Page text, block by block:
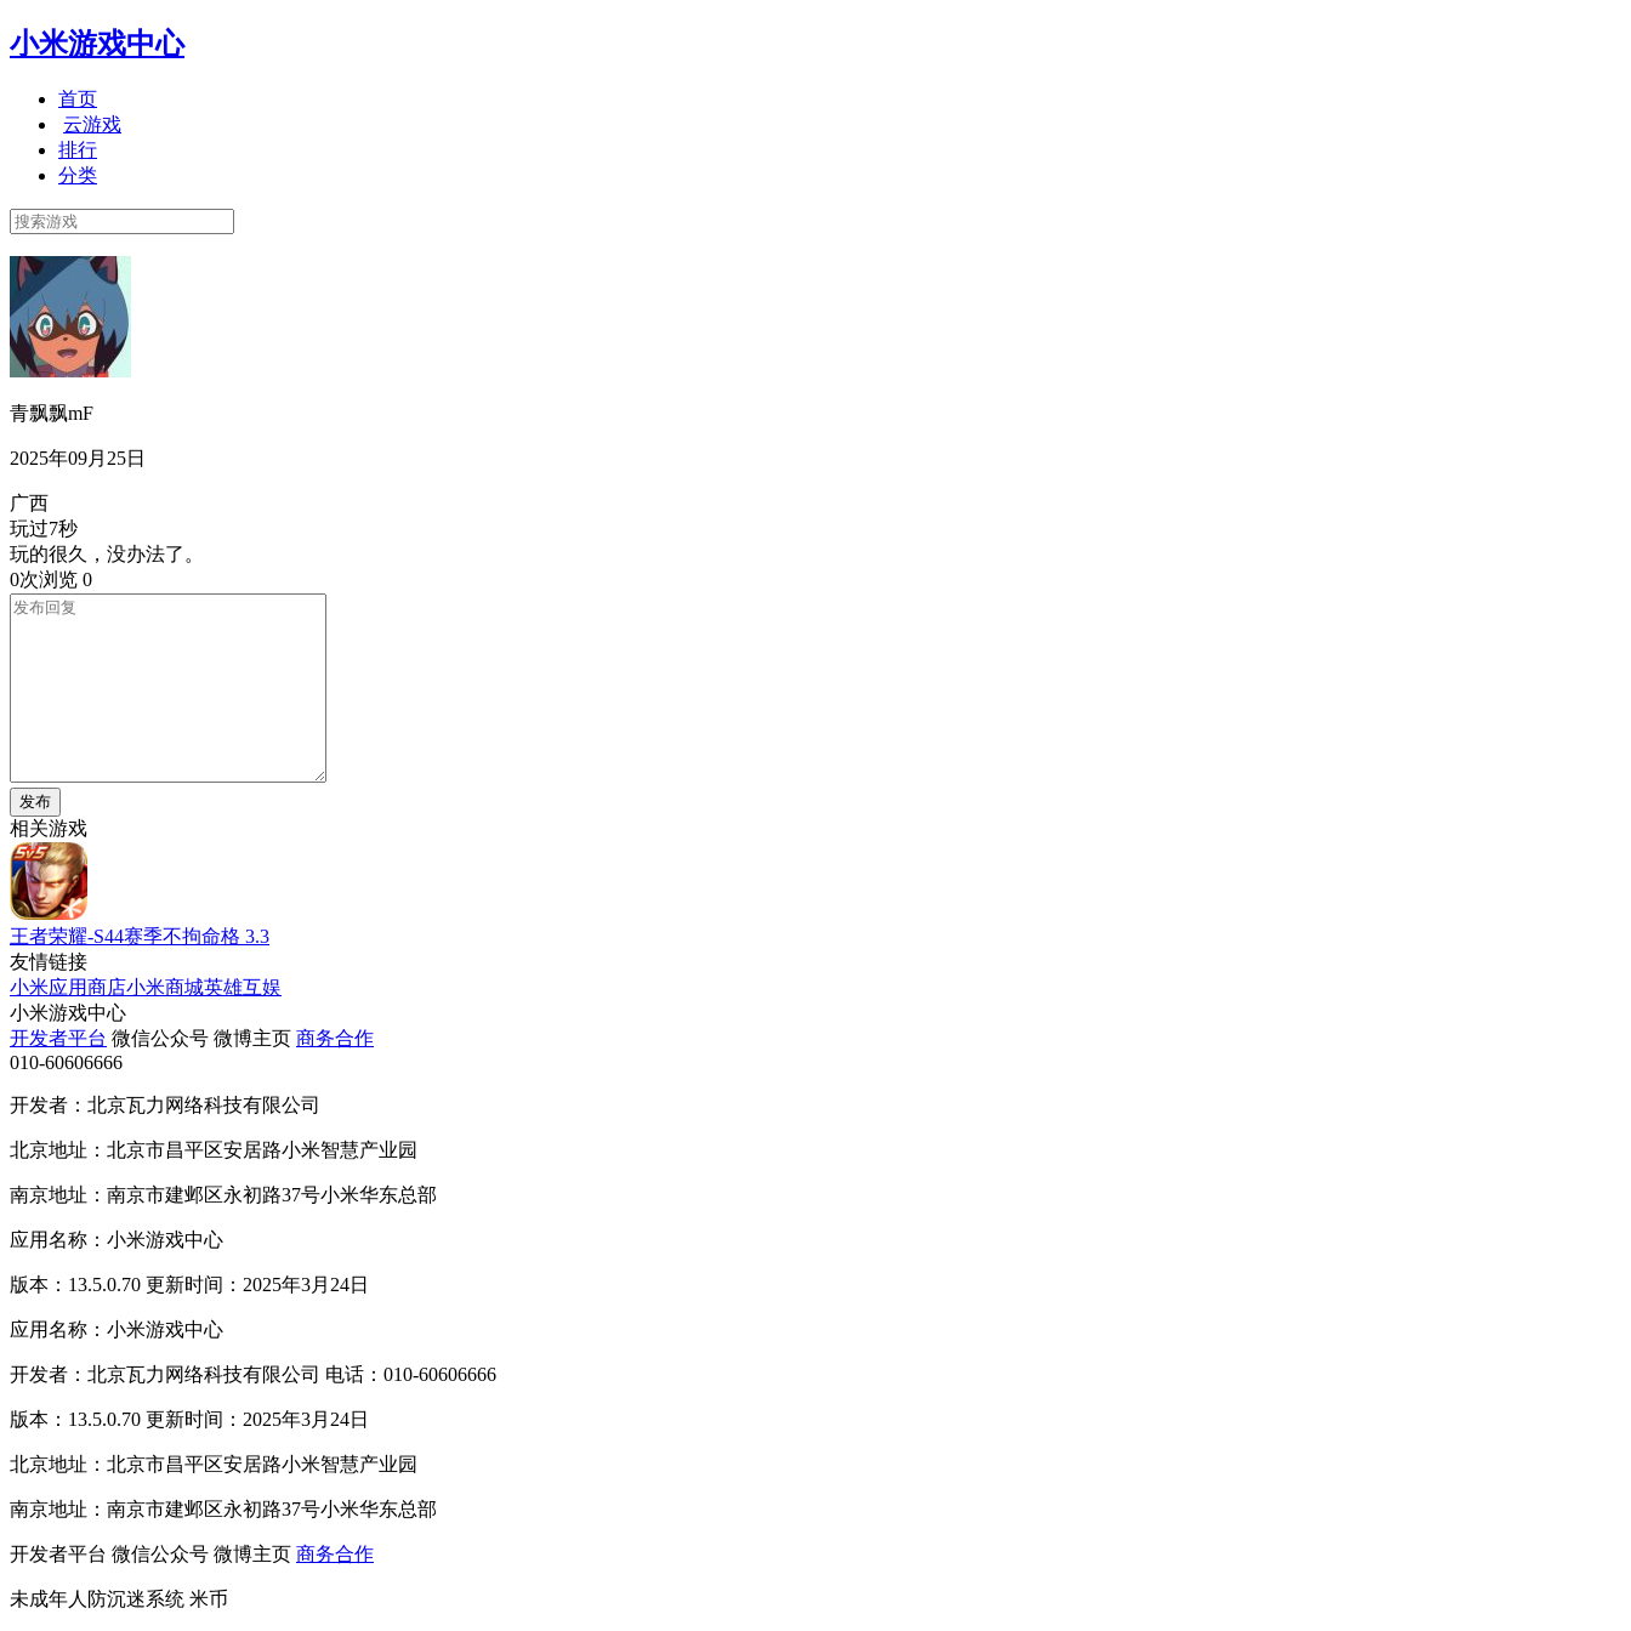
小米游戏中心
首页
云游戏
排行
分类
青飘飘mF
2025年09月25日
广西
玩过7秒
玩的很久，没办法了。
0次浏览 0
发布
相关游戏
王者荣耀-S44赛季不拘命格 3.3
友情链接
小米应用商店小米商城英雄互娱
小米游戏中心
开发者平台 微信公众号 微博主页 商务合作
010-60606666
开发者：北京瓦力网络科技有限公司
北京地址：北京市昌平区安居路小米智慧产业园
南京地址：南京市建邺区永初路37号小米华东总部
应用名称：小米游戏中心
版本：13.5.0.70 更新时间：2025年3月24日
应用名称：小米游戏中心
开发者：北京瓦力网络科技有限公司 电话：010-60606666
版本：13.5.0.70 更新时间：2025年3月24日
北京地址：北京市昌平区安居路小米智慧产业园
南京地址：南京市建邺区永初路37号小米华东总部
开发者平台 微信公众号 微博主页 商务合作
未成年人防沉迷系统 米币